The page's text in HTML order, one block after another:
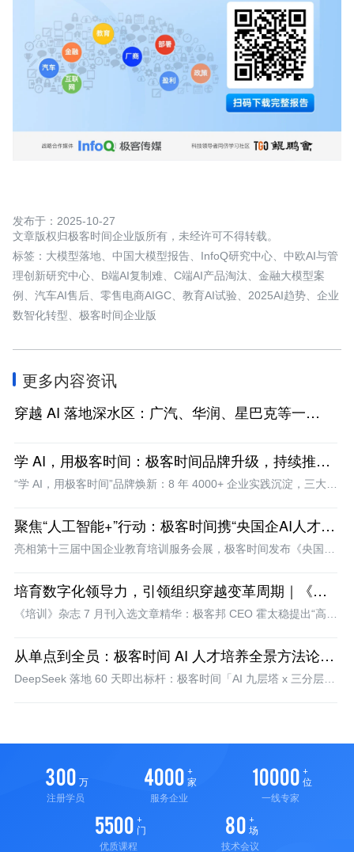
发布于：2025-10-27
文章版权归极客时间企业版所有，未经许可不得转载。
标签：大模型落地、中国大模型报告、InfoQ研究中心、中欧AI与管
理创新研究中心、B端AI复制难、C端AI产品淘汰、金融大模型案
例、汽车AI售后、零售电商AIGC、教育AI试验、2025AI趋势、企业
数智化转型、极客时间企业版
更多内容资讯
穿越 AI 落地深水区：广汽、华润、星巴克等一
学 AI，用极客时间：极客时间品牌升级，持续推动
数智人才全面发展
“学 AI，用极客时间”品牌焕新：8 年 4000+ 企业实践沉淀，三大举
聚焦“人工智能+”行动：极客时间携“央国企AI人才赋
能计划”亮相北京教培展
亮相第十三届中国企业教育培训服务会展，极客时间发布《央国企
力“AI 国家队”把人工智能+蓝图变成战斗力
培育数字化领导力，引领组织穿越变革周期｜《培
训》杂志 7 月刊入选文章
《培训》杂志 7 月刊入选文章精华：极客邦 CEO 霍太稳提出“高
化，附《未来科技领袖·培养项目》下载
从单点到全员：极客时间 AI 人才培养全景方法论和
实战
DeepSeek 落地 60 天即出标杆：极客时间「AI 九层塔 x 三分层 x
300 万
注册学员
4000 家
服务企业
10000 位
一线专家
5500 门
优质课程
80 场
技术会议